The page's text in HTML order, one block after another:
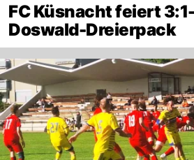
FC Küsnacht feiert
Doswald-Dreierpack